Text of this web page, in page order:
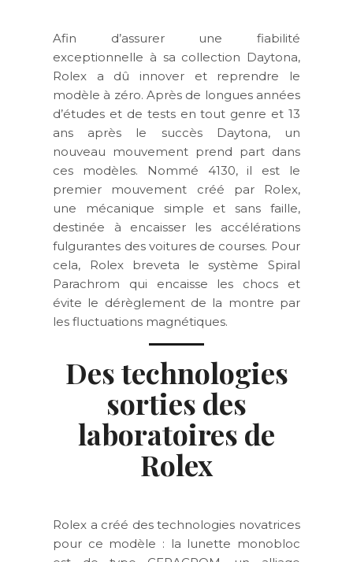
Afin d’assurer une fiabilité
exceptionnelle à sa collection Daytona,
Rolex a dû innover et reprendre le
modèle à zéro. Après de longues années
d’études et de tests en tout genre et 13
ans après le succès Daytona, un
nouveau mouvement prend part dans
ces modèles. Nommé 4130, il est le
premier mouvement créé par Rolex,
une mécanique simple et sans faille,
destinée à encaisser les accélérations
fulgurantes des voitures de courses. Pour
cela, Rolex breveta le système Spiral
Parachrom qui encaisse les chocs et
évite le dérèglement de la montre par
les fluctuations magnétiques.
Des technologies
sorties des
laboratoires de
Rolex
Rolex a créé des technologies novatrices
pour ce modèle : la lunette monobloc